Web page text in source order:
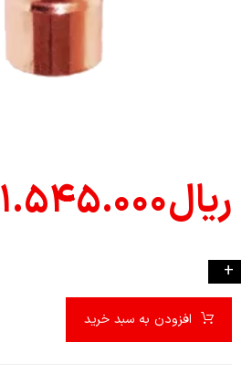
ریال۱.۵۴۵.۰۰۰
+
افزودن به سبد خرید